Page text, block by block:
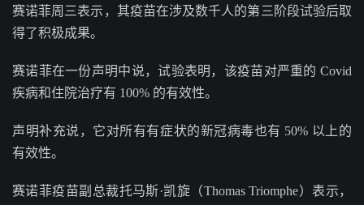
赛诺菲周三表示，其疫苗在涉及数千人的第三阶段试验后取
得了积极成果。
赛诺菲在一份声明中说，试验表明，该疫苗对严重的 Covid
疾病和住院治疗有 100% 的有效性。
声明补充说，它对所有有症状的新冠病毒也有 50% 以上的
有效性。
赛诺菲疫苗副总裁托马斯·凯旋（Thomas Triomphe）表示，